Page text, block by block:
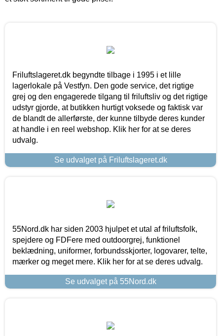
Friluftslageret.dk begyndte tilbage i 1995 i et lille
lagerlokale på Vestfyn. Den gode service, det rigtige
grej og den engagerede tilgang til friluftsliv og det rigtige
udstyr gjorde, at butikken hurtigt voksede og faktisk var
de blandt de allerførste, der kunne tilbyde deres kunder
at handle i en reel webshop. Klik her for at se deres
udvalg.
Se udvalget på Friluftslageret.dk
55Nord.dk har siden 2003 hjulpet et utal af friluftsfolk,
spejdere og FDFere med outdoorgrej, funktionel
beklædning, uniformer, forbundsskjorter, logovarer, telte,
mærker og meget mere. Klik her for at se deres udvalg.
Se udvalget på 55Nord.dk